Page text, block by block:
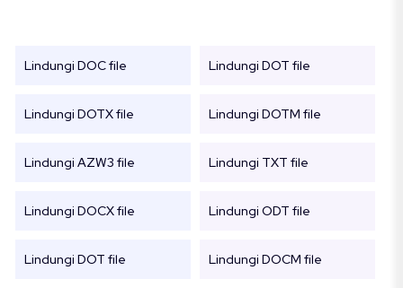
Lindungi DOC file Lindungi DOT file
Lindungi DOTX file Lindungi DOTM file
Lindungi AZW3 file Lindungi TXT file
Lindungi DOCX file Lindungi ODT file
Lindungi DOT file Lindungi DOCM file